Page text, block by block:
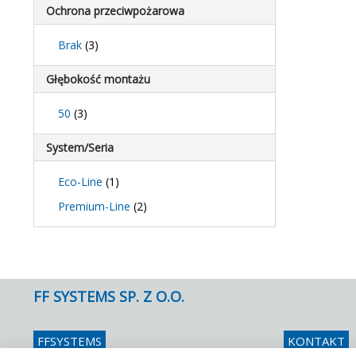
Ochrona przeciwpożarowa
Brak (3)
Głębokość montażu
50 (3)
System/Seria
Eco-Line (1)
Premium-Line (2)
FF SYSTEMS SP. Z O.O.
FFSYSTEMS KONTAKT